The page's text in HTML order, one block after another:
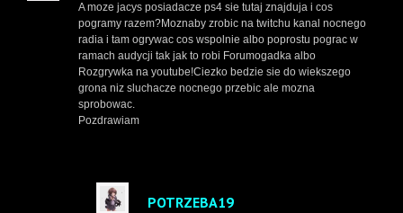
A moze jacys posiadacze ps4 sie tutaj znajduja i cos
pogramy razem?Moznaby zrobic na twitchu kanal nocnego
radia i tam ogrywac cos wspolnie albo poprostu pograc w
ramach audycji tak jak to robi Forumogadka albo
Rozgrywka na youtube!Ciezko bedzie sie do wiekszego
grona niz sluchacze nocnego przebic ale mozna
sprobowac.
Pozdrawiam
POTRZEBA19